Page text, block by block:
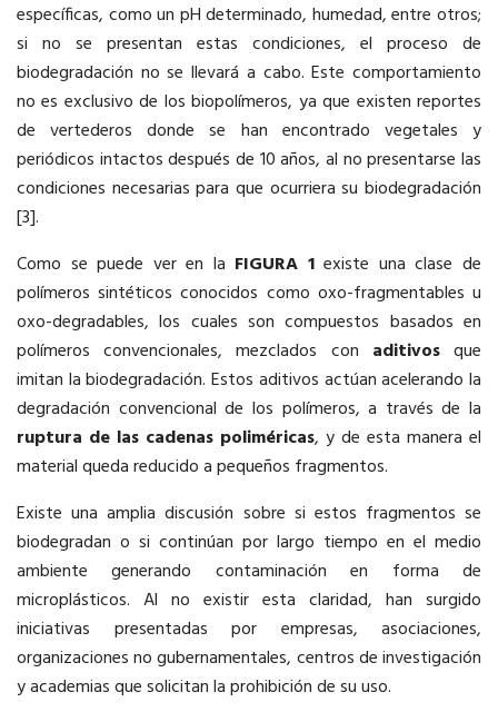
específicas, como un pH determinado, humedad, entre otros;
si no se presentan estas condiciones, el proceso de
biodegradación no se llevará a cabo. Este comportamiento
no es exclusivo de los biopolímeros, ya que existen reportes
de vertederos donde se han encontrado vegetales y
periódicos intactos después de 10 años, al no presentarse las
condiciones necesarias para que ocurriera su biodegradación
[3].
Como se puede ver en la FIGURA 1existe una clase de
polímeros sintéticos conocidos como oxo-fragmentables u
oxo-degradables, los cuales son compuestos basados en
polímeros convencionales, mezclados con aditivosque
imitan la biodegradación. Estos aditivos actúan acelerando la
degradación convencional de los polímeros, a través de la
ruptura de las cadenas poliméricas, y de esta manera el
material queda reducido a pequeños fragmentos.
Existe una amplia discusión sobre si estos fragmentos se
biodegradan o si continúan por largo tiempo en el medio
ambiente generando contaminación en forma de
microplásticos. Al no existir esta claridad, han surgido
iniciativas presentadas por empresas, asociaciones,
organizaciones no gubernamentales, centros de investigación
y academias que solicitan la prohibición de su uso.